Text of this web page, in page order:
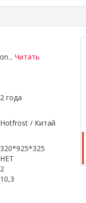
Читать
2 года
Hotfrost / Китай
320*925*325
НЕТ
2
10,3